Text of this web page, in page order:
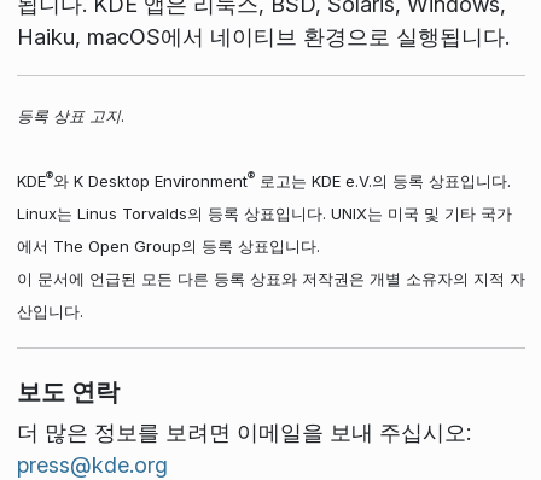
Haiku, macOS에서 네이티브 환경으로 실행됩니다.
등록 상표 고지.
KDE®와 K Desktop Environment®로고는 KDE e.V.의 등록 상표입니다.
Linux는 Linus Torvalds의 등록 상표입니다. UNIX는 미국 및 기타 국가
에서 The Open Group의 등록 상표입니다.
이 문서에 언급된 모든 다른 등록 상표와 저작권은 개별 소유자의 지적 자
산입니다.
보도 연락
더 많은 정보를 보려면 이메일을 보내 주십시오:
press@kde.org